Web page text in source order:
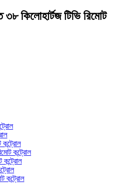
৩৮ কিলোহার্টজ টিভি রিমোট
কন্ট্রোল
কন্ট্রোল
কন্ট্রোল
কন্ট্রোল